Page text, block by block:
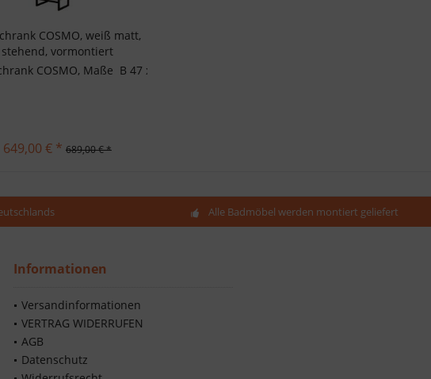
- Modell EXPERIENCE von KOHLMANN. Ausführung schwarz matt. -
COSMO, weiß matt,
stehend, vormontiert
COSMO, Maße B 47 x H 154 x T 35,5 cm, bodenstehend, weiß
649,00 € * 689,00 € *
Alle Badmöbel werden montiert geliefert
Informationen
Versandinformationen
VERTRAG WIDERRUFEN
AGB
Datenschutz